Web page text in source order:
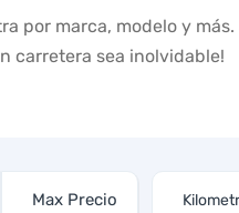
por marca, modelo y
carretera sea inolvidable!